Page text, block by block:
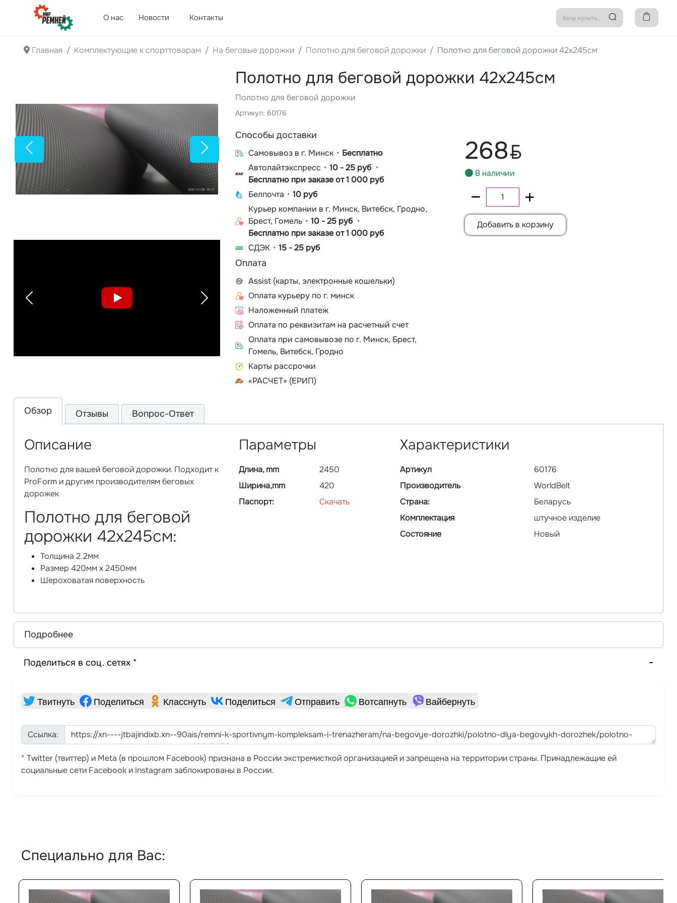
О нас Новости Контакты
Главная Комплектующие к спорттоварам На беговые дорожки Полотно для беговой дорожки Полотно для беговой дорожки 42х245см
Previous Next
Полотно для беговой дорожки 42х245см
Полотно для беговой дорожки
Артикул: 60176
Способы доставки
Cамовывоз в г. Минск
Бесплатно
Автолайтэкспресс
10 - 25 руб
Бесплатно при заказе от 1 000 руб
Белпочта
10 руб
Курьер компании в г. Минск, Витебск, Гродно,
Брест, Гомель
10 - 25 руб
Бесплатно при заказе от 1 000 руб
СДЭК
15 - 25 руб
Оплата
Assist (карты, электронные кошельки)
Оплата курьеру по г. минск
Наложенный платеж
Оплата по реквизитам на расчетный счет
Оплата при самовывозе по г. Минск, Брест,
Гомель, Витебск, Гродно
Карты рассрочки
«РАСЧЕТ» (ЕРИП)
268BYN
В наличии
Добавить в корзину
Обзор Отзывы Вопрос-Ответ
Описание
Полотно для вашей беговой дорожки. Подходит к
ProForm и другим производителям беговых
дорожек
Полотно для беговой
дорожки 42х245см:
Толщина 2.2мм
Размер 420мм х 2450мм
Шероховатая поверхность
Параметры
Длина, mm
2450
Ширина,mm
420
Паспорт:
Скачать
Характеристики
Артикул
60176
Производитель
WorldBelt
Страна:
Беларусь
Комплектация
штучное изделие
Состояние
Новый
Подробнее
Поделиться в соц. сетях *
Твитнуть Поделиться Класснуть Поделиться Отправить Вотсапнуть Вайбернуть
Ссылка:
* Twitter (твиттер) и Meta (в прошлом Facebook) признана в России экстремисткой организацией и запрещена на территории страны. Принадлежащие ей
социальные сети Facebook и Instagram заблокированы в России.
Специально для Вас: